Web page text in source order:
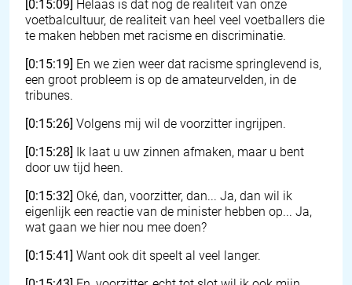
[0:15:09] Helaas is dat nog de realiteit van onze
voetbalcultuur, de realiteit van heel veel voetballers die
te maken hebben met racisme en discriminatie.
[0:15:19] En we zien weer dat racisme springlevend is,
een groot probleem is op de amateurvelden, in de
tribunes.
[0:15:26] Volgens mij wil de voorzitter ingrijpen.
[0:15:28] Ik laat u uw zinnen afmaken, maar u bent
door uw tijd heen.
[0:15:32] Oké, dan, voorzitter, dan... Ja, dan wil ik
eigenlijk een reactie van de minister hebben op... Ja,
wat gaan we hier nou mee doen?
[0:15:41] Want ook dit speelt al veel langer.